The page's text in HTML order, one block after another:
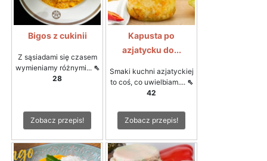
Bigos z cukinii
Z sąsiadami się czasem
wymieniamy różnymi... ⇖
28
Zobacz przepis!
Kapusta po
azjatycku do...
Smaki kuchni azjatyckiej
to coś, co uwielbiam.... ⇖
42
Zobacz przepis!